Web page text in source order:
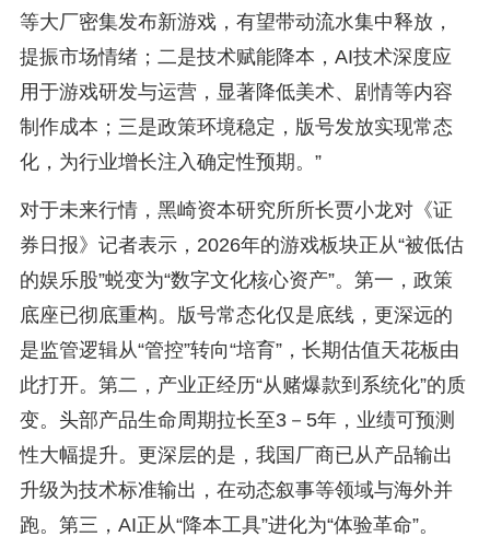
等大厂密集发布新游戏，有望带动流水集中释放，
提振市场情绪；二是技术赋能降本，AI技术深度应
用于游戏研发与运营，显著降低美术、剧情等内容
制作成本；三是政策环境稳定，版号发放实现常态
化，为行业增长注入确定性预期。”
对于未来行情，黑崎资本研究所所长贾小龙对《证
券日报》记者表示，2026年的游戏板块正从“被低估
的娱乐股”蜕变为“数字文化核心资产”。第一，政策
底座已彻底重构。版号常态化仅是底线，更深远的
是监管逻辑从“管控”转向“培育”，长期估值天花板由
此打开。第二，产业正经历“从赌爆款到系统化”的质
变。头部产品生命周期拉长至3－5年，业绩可预测
性大幅提升。更深层的是，我国厂商已从产品输出
升级为技术标准输出，在动态叙事等领域与海外并
跑。第三，AI正从“降本工具”进化为“体验革命”。